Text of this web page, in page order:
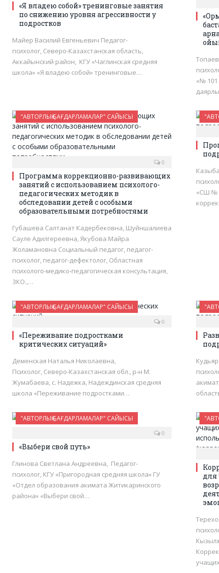
«Я владею собой» тренинговые занятия
по снижению уровня агрессивности у
подростков
Майер Василий Евгеньевич Педагог-
психолог, Северо-Казахстанская область,
Аккайынский район, КГУ «Чаглинская средняя
школа» «Я владею собой» тренинговые…
«№
"АВТОРЛЫҚ БАҒДАРЛАМАЛАР" САЙЫСЫ
0
Программа коррекционно-развивающих
занятий с использованием психолого-
педагогических методик в
обследовании детей с особыми
образовательными потребностями
Губашева Салтанат Кадербековна, Шуйншалиева
Сауле Адилгереевна, Якубова Майра
Жоламановна Социальный педагог, педагог-
психолог, педагог-дефектолог, Областная
психолого-медико-педагогическая консультация,
ЗКО.,…
«СШ №
"АВТОРЛЫҚ БАҒДАРЛАМАЛАР" САЙЫСЫ
0
«Переживание подростками
критических ситуаций»
Деменская Наталья Николаевна,
Психолог, Северо-Казахстанская обл., р-н М.
Жумабаева, с. Надежка, Надеждинская средняя
школа «Переживание подростками…
"АВТОРЛЫҚ БАҒДАРЛАМАЛАР" САЙЫСЫ
0
«Выбери свой путь»
Глинова Светлана Андреевна, Педагог-
психолог, КГУ «Пригородная средняя школа» ГУ
«Отдел образования акимата Житикаринского
района» «Выбери свой…
для